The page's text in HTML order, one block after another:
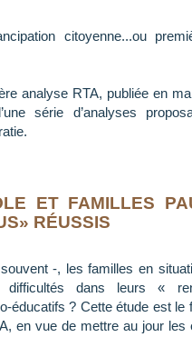
citoyenne...ou
analyse RTA, publiée en
série d’analyses
ET FAMILLES
RÉUSSIS
-, les familles en
difficultés dans leurs «
éducatifs ? Cette étude est le
en vue de mettre au jour les